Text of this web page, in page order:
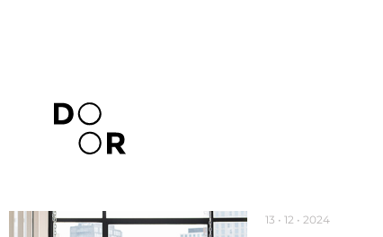
13 • 12 • 2024